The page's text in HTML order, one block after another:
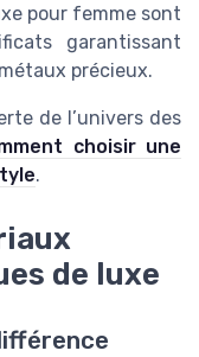
pour femme sont
garantissant
précieux.
de l’univers des
choisir une
.
de luxe